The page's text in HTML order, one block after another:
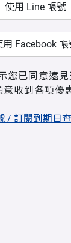
使用 Line 帳號
用 Facebook 帳
您已同意遠
意收到各項優
/ 訂閱到期日